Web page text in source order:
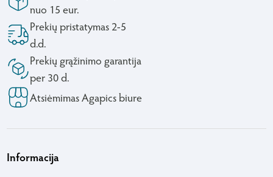
nuo 15 eur.
Prekių pristatymas 2-5
d.d.
Prekių grąžinimo garantija
per 30 d.
Atsiėmimas Agapics biure
Informacija